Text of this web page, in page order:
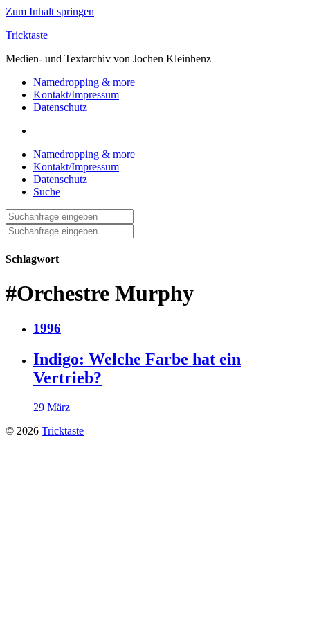
Zum Inhalt springen
Tricktaste
Medien- und Textarchiv von Jochen Kleinhenz
Namedropping & more
Kontakt/Impressum
Datenschutz
Namedropping & more
Kontakt/Impressum
Datenschutz
Suche
Suche
nach:
Suche
nach:
Schlagwort
#Orchestre Murphy
1996
Indigo: Welche Farbe hat ein
Vertrieb?
29 März
© 2026 Tricktaste